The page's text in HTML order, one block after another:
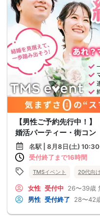
【男性ご予約先行中！】
婚活パーティー・街コ
名駅 | 8月8日(土)
受付終了まで16時間
TMSイベント 20代向け
女性 受付中 26〜39歳
男性 受付終了 28〜42